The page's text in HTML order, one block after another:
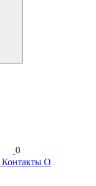
0
Контакты О